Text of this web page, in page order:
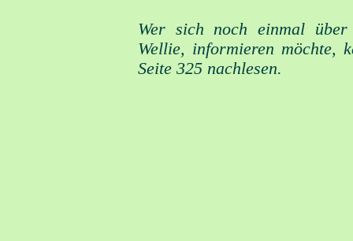
Wer sich noch einmal
Wellie, informieren möchte,
Seite 325 nachlesen.